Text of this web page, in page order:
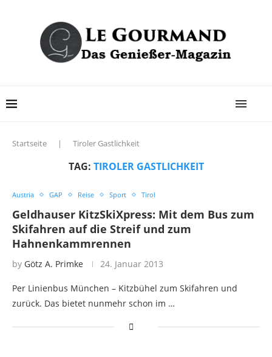
Startseite | Tiroler Gastlichkeit
TAG: TIROLER GASTLICHKEIT
Austria GAP Reise Sport Tirol
Geldhauser KitzSkiXpress: Mit dem Bus zum
Skifahren auf die Streif und zum
Hahnenkammrennen
by Götz A. Primke 24. Januar 2013
Per Linienbus München – Kitzbühel zum Skifahren und
zurück. Das bietet nunmehr schon im …